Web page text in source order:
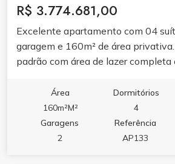
R$ 3.774.681,00
Excelente apartamento com 04
garagem e 160m² de área
padrão com área de lazer completa
espaço e conforto. Entrega jumho
Área
160m²M²
Dormitórios
4
Garagens
2
Referência
AP133